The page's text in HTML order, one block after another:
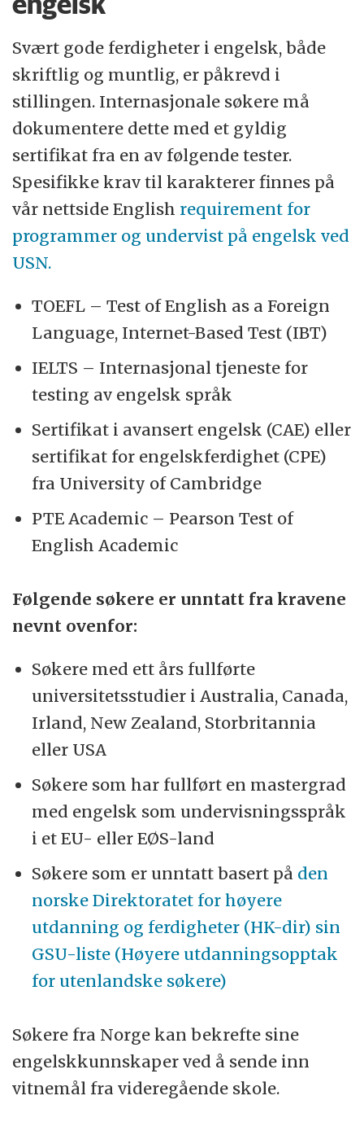
Svært gode ferdigheter i engelsk, både
skriftlig og muntlig, er påkrevd i
stillingen. Internasjonale søkere må
dokumentere dette med et gyldig
sertifikat fra en av følgende tester.
Spesifikke krav til karakterer finnes på
vår nettside English requirement for
programmer og undervist på engelsk ved
USN.
TOEFL – Test of English as a Foreign
Language, Internet-Based Test (IBT)
IELTS – Internasjonal tjeneste for
testing av engelsk språk
Sertifikat i avansert engelsk (CAE) eller
sertifikat for engelskferdighet (CPE)
fra University of Cambridge
PTE Academic – Pearson Test of
English Academic
Følgende søkere er unntatt fra kravene
nevnt ovenfor:
Søkere med ett års fullførte
universitetsstudier i Australia, Canada,
Irland, New Zealand, Storbritannia
eller USA
Søkere som har fullført en mastergrad
med engelsk som undervisningsspråk
i et EU- eller EØS-land
Søkere som er unntatt basert på den
norske Direktoratet for høyere
utdanning og ferdigheter (HK-dir) sin
GSU-liste (Høyere utdanningsopptak
for utenlandske søkere)
Søkere fra Norge kan bekrefte sine
engelskkunnskaper ved å sende inn
vitnemål fra videregående skole.